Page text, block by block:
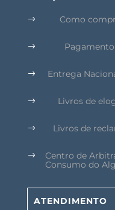
$ Como
$ Pagamento
$ Entrega
$ Livros de
$ Livros de
$
Centro de
Consumo do
ATENDIMENTO